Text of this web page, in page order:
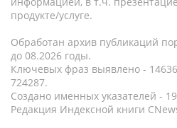
продукте/услуге.
Обработан архив публикаций
до 08.2026 годы.
Ключевых фраз выявлено -
724287.
Создано именных указателей -
Редакция Индексной книги